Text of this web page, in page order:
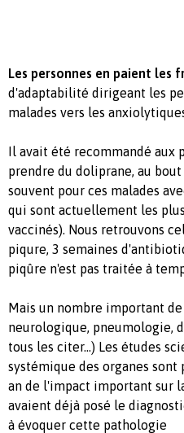
Les personnes en paient les
d'adaptabilité dirigeant les
malades vers les
Il avait été recommandé aux
prendre du doliprane, au
souvent pour ces malades
qui sont actuellement les
vaccinés). Nous retrouvons
piqure, 3 semaines
piqûre n'est pas traitée à
Mais un nombre important
neurologique, pneumologie,
tous les citer...) Les études
systémique des organes
an de l'impact important sur
avaient déjà posé le
à évoquer cette pathologie